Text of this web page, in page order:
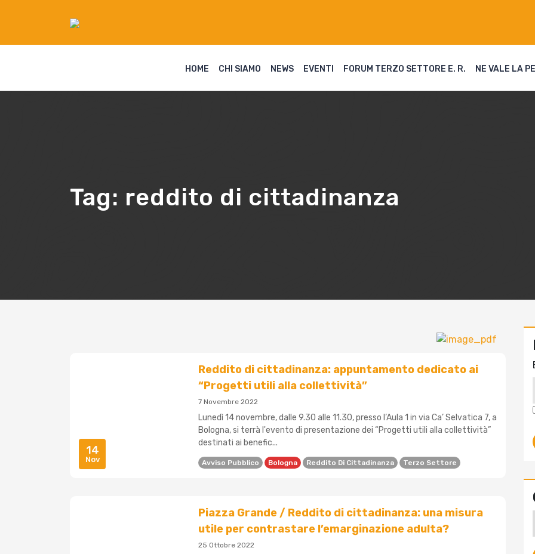
HOME CHI SIAMO NEWS EVENTI FORUM TERZO SETTORE E. R. NE VALE LA
Tag: reddito di cittadinanza
14
Nov
Reddito di cittadinanza: appuntamento dedicato ai
“Progetti utili alla collettività”
7 Novembre 2022
Lunedì 14 novembre, dalle 9.30 alle 11.30, presso l’Aula 1 in via Ca’ Selvatica 7, a
Bologna, si terrà l'evento di presentazione dei “Progetti utili alla collettività”
destinati ai benefic...
Avviso Pubblico Bologna Reddito Di Cittadinanza Terzo Settore
Piazza Grande / Reddito di cittadinanza: una misura
utile per contrastare l’emarginazione adulta?
25 Ottobre 2022